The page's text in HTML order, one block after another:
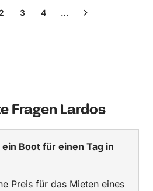
2 3 4 …
Fragen Lardos
Boot für einen Tag in
Preis für das Mieten eines